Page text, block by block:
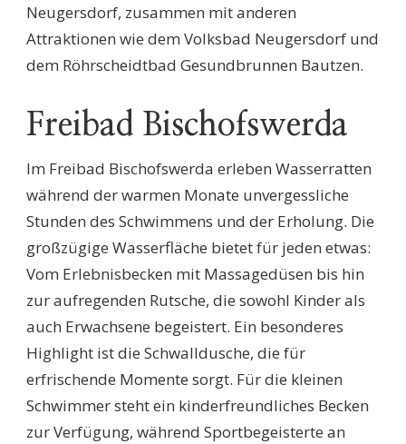
Neugersdorf, zusammen mit anderen
Attraktionen wie dem Volksbad Neugersdorf und
dem Röhrscheidtbad Gesundbrunnen Bautzen.
Freibad Bischofswerda
Im Freibad Bischofswerda erleben Wasserratten
während der warmen Monate unvergessliche
Stunden des Schwimmens und der Erholung. Die
großzügige Wasserfläche bietet für jeden etwas:
Vom Erlebnisbecken mit Massagedüsen bis hin
zur aufregenden Rutsche, die sowohl Kinder als
auch Erwachsene begeistert. Ein besonderes
Highlight ist die Schwalldusche, die für
erfrischende Momente sorgt. Für die kleinen
Schwimmer steht ein kinderfreundliches Becken
zur Verfügung, während Sportbegeisterte an